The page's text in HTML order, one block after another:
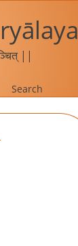
||
Search